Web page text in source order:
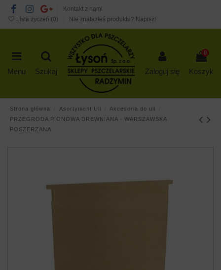
Kontakt z nami
Lista życzeń (0) Nie znalazłeś produktu? Napisz!
Menu Szukaj Zaloguj się
0
Koszyk
Strona główna Asortyment Uli
Akcesoria do uli
PRZEGRODA PIONOWA DREWNIANA - WARSZAWSKA
POSZERZANA